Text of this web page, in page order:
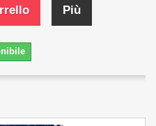
Più